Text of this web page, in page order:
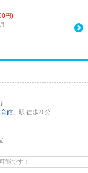
円)
館 」駅 徒歩20分
能です！